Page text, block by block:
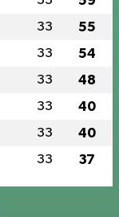
33 55
33 54
33 48
33 40
33 40
33 37